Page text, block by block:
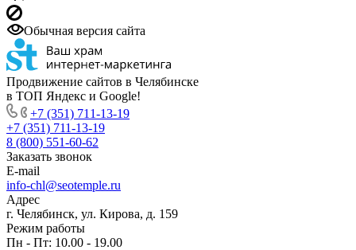
Обычная версия сайта
Продвижение сайтов в Челябинске
в ТОП Яндекс и Google!
+7 (351) 711-13-19
+7 (351) 711-13-19
8 (800) 551-60-62
Заказать звонок
E-mail
info-chl@seotemple.ru
Адрес
г. Челябинск, ул. Кирова, д. 159
Режим работы
Пн - Пт: 10.00 - 19.00